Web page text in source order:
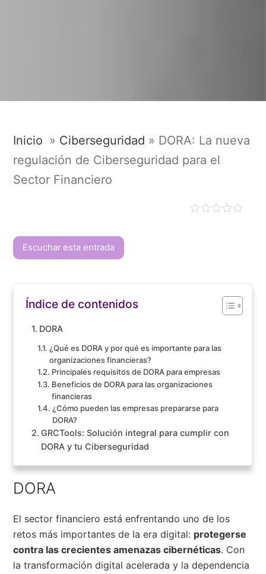
Inicio » Ciberseguridad » DORA: La nueva
regulación de Ciberseguridad para el
Sector Financiero
Escuchar esta entrada
Índice de contenidos
DORA
¿Qué es DORA y por qué es importante para las
organizaciones financieras?
Principales requisitos de DORA para empresas
Beneficios de DORA para las organizaciones
financieras
¿Cómo pueden las empresas prepararse para
DORA?
GRCTools: Solución integral para cumplir con
DORA y tu Ciberseguridad
DORA
El sector financiero está enfrentando uno de los
retos más importantes de la era digital: protegerse
contra las crecientes amenazas cibernéticas. Con
la transformación digital acelerada y la dependencia